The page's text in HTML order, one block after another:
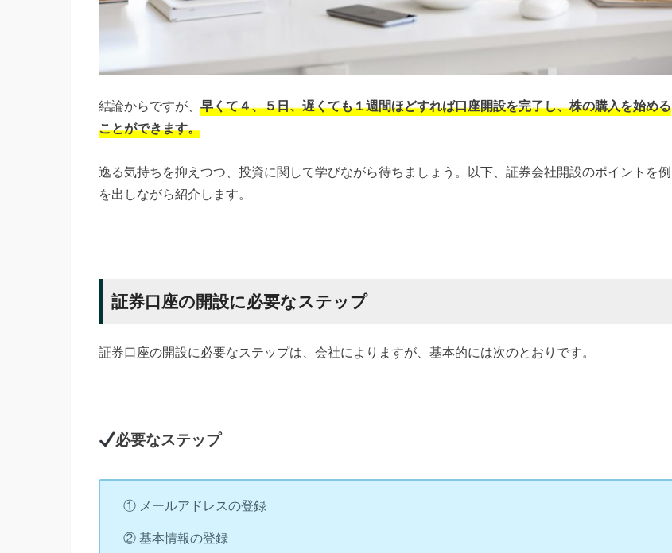
結論からですが、 早くて４、５日、遅くても１週間ほどすれば口座開設を完了し、株の購入を始める
ことができます。
逸る気持ちを抑えつつ、投資に関して学びながら待ちましょう。以下、証券会社開設のポイントを例
を出しながら紹介します。
証券口座の開設に必要なステップ
証券口座の開設に必要なステップは、会社によりますが、基本的には次のとおりです。
必要なステップ
① メールアドレスの登録
② 基本情報の登録